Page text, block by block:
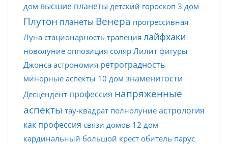
дом высшие планеты детский гороскоп 3 дом
Плутон планеты Венера прогрессивная
Луна стационарность трапеция лайфхаки
новолуние оппозиция соляр Лилит фигуры
Джонса астрономия ретроградность
минорные аспекты 10 дом знаменитости
Десцендент профессия напряженные
аспекты тау-квадрат полнолуние астрология
как профессия связи домов 12 дом
кардинальный большой крест обитель парус